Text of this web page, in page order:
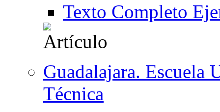
Texto Completo
Guadalajara. Escuela
Técnica